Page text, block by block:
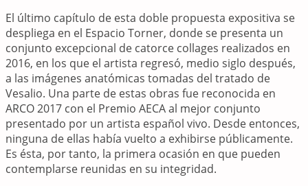
El último capítulo de esta doble propuesta expositiva se
despliega en el Espacio Torner, donde se presenta un
conjunto excepcional de catorce collages realizados en
2016, en los que el artista regresó, medio siglo después,
a las imágenes anatómicas tomadas del tratado de
Vesalio. Una parte de estas obras fue reconocida en
ARCO 2017 con el Premio AECA al mejor conjunto
presentado por un artista español vivo. Desde entonces,
ninguna de ellas había vuelto a exhibirse públicamente.
Es ésta, por tanto, la primera ocasión en que pueden
contemplarse reunidas en su integridad.